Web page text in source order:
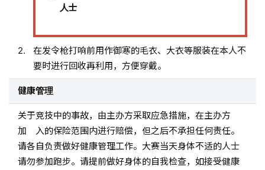
人士
在发令枪打响前用作御寒的毛衣、大衣等服装在本人不
要时进行回收再利用，方便穿戴。
健康管理
关于竞技中的事故，由主办方采取应急措施，在主办方
加 入的保险范围内进行赔偿，但之后不承担任何责任。
请各自负责做好健康管理工作。大赛当天身体不适的人士
请勿参加跑步。请提前做好身体的自我检查，如接受健康